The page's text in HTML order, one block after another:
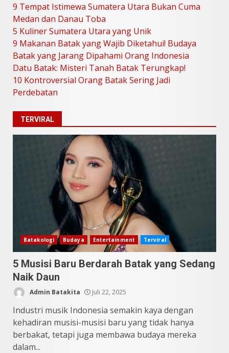
Juli 13, 2026
3
9 Makanan Batak yang Wajib
Diketahui! Budaya Batak yang
Jarang Dipahami Orang
Indonesia
Juni 25, 2026
Juni 11, 2026
10 Kontroversial Orang Batak
Sering Jadi Perdebatan
Mei 25, 2026
9 Tempat Istimewa Sumatera Utara Bukan Cuma
Medan dan Danau Toba
5 Kuliner Sumatera Utara yang Unik
9 Makanan Batak yang Wajib Diketahui! Budaya
Batak yang Jarang Dipahami Orang Indonesia
Datu Batak: Misteri Tanah Batak Terungkap!
10 Kontroversial Orang Batak Sering Jadi
Perdebatan
TERVIRAL
Batakologi Budaya Entertainment Terviral
5 Musisi Baru Berdarah Batak yang Sedang
Naik Daun
Admin Batakita Juli 22, 2025
Industri musik Indonesia semakin kaya dengan
kehadiran musisi-musisi baru yang tidak hanya
berbakat, tetapi juga membawa budaya mereka
dalam...